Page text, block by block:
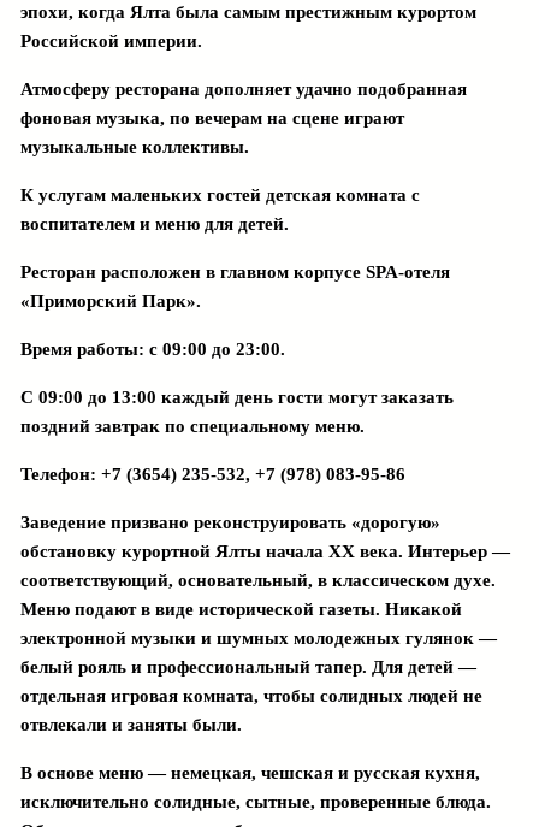
эпохи, когда Ялта была самым престижным курортом
Российской империи.
Атмосферу ресторана дополняет удачно подобранная
фоновая музыка, по вечерам на сцене играют
музыкальные коллективы.
К услугам маленьких гостей детская комната с
воспитателем и меню для детей.
Ресторан расположен в главном корпусе SPA-отеля
«Приморский Парк».
Время работы: с 09:00 до 23:00.
С 09:00 до 13:00 каждый день гости могут заказать
поздний завтрак по специальному меню.
Телефон: +7 (3654) 235-532, +7 (978) 083-95-86
Заведение призвано реконструировать «дорогую»
обстановку курортной Ялты начала ХХ века. Интерьер —
соответствующий, основательный, в классическом духе.
Меню подают в виде исторической газеты. Никакой
электронной музыки и шумных молодежных гулянок —
белый рояль и профессиональный тапер. Для детей —
отдельная игровая комната, чтобы солидных людей не
отвлекали и заняты были.
В основе меню — немецкая, чешская и русская кухня,
исключительно солидные, сытные, проверенные блюда.